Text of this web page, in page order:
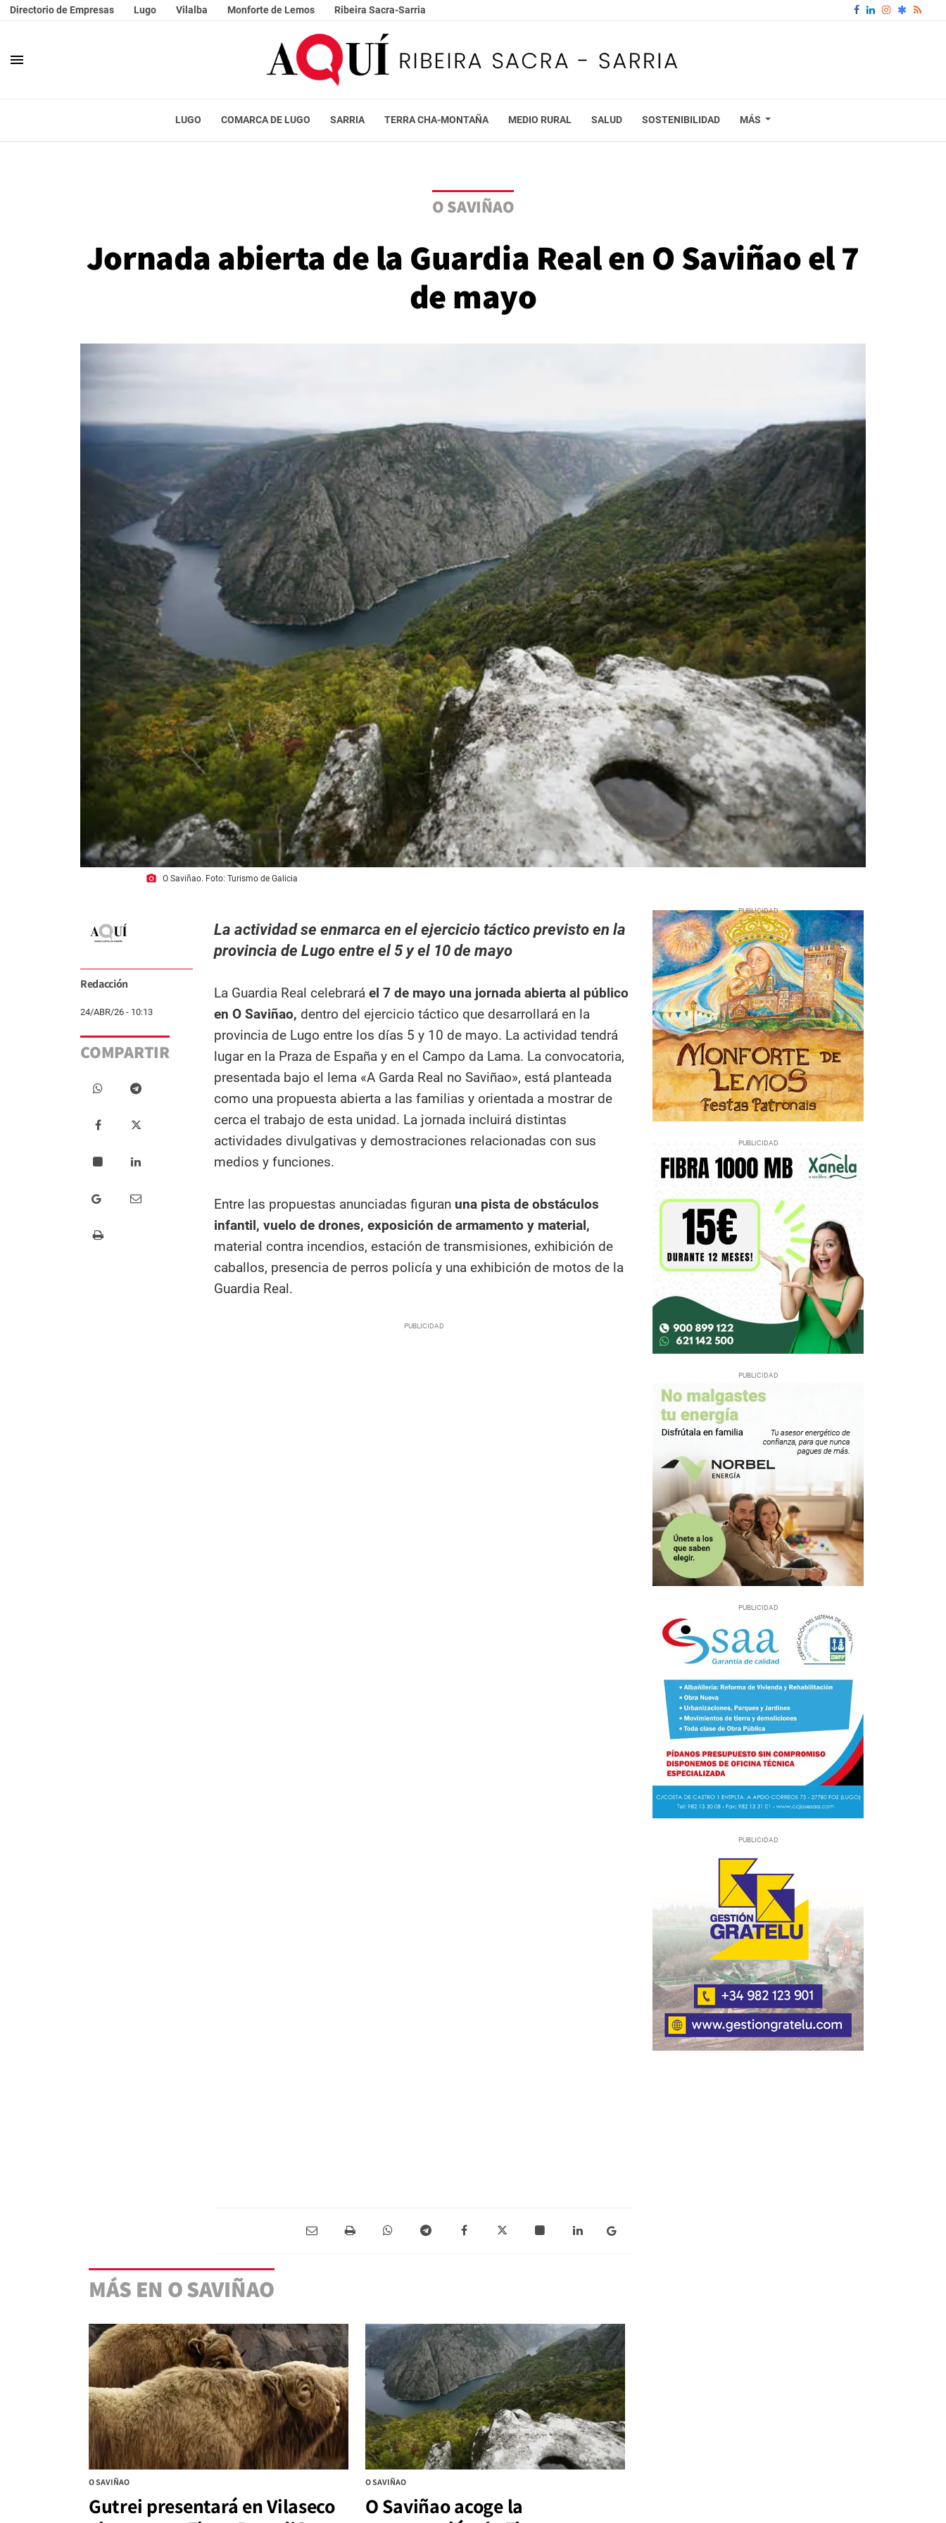
Directorio de Empresas Lugo Vilalba Monforte de Lemos Ribeira Sacra-Sarria
menu
LUGO COMARCA DE LUGO SARRIA TERRA CHA-MONTAÑA MEDIO RURAL SALUD SOSTENIBILIDAD MÁS
O SAVIÑAO
Jornada abierta de la Guardia Real en O Saviñao el 7
de mayo
photo_camera O Saviñao. Foto: Turismo de Galicia
Redacción
24/ABR/26 - 10:13
COMPARTIR
La actividad se enmarca en el ejercicio táctico previsto en la
provincia de Lugo entre el 5 y el 10 de mayo
La Guardia Real celebrará el 7 de mayo una jornada abierta al público
en O Saviñao, dentro del ejercicio táctico que desarrollará en la
provincia de Lugo entre los días 5 y 10 de mayo. La actividad tendrá
lugar en la Praza de España y en el Campo da Lama. La convocatoria,
presentada bajo el lema «A Garda Real no Saviñao», está planteada
como una propuesta abierta a las familias y orientada a mostrar de
cerca el trabajo de esta unidad. La jornada incluirá distintas
actividades divulgativas y demostraciones relacionadas con sus
medios y funciones.
Entre las propuestas anunciadas figuran una pista de obstáculos
infantil, vuelo de drones, exposición de armamento y material,
material contra incendios, estación de transmisiones, exhibición de
caballos, presencia de perros policía y una exhibición de motos de la
Guardia Real.
MÁS EN O SAVIÑAO
O SAVIÑAO
Gutrei presentará en Vilaseco
O SAVIÑAO
O Saviñao acoge la